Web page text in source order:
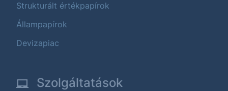
Strukturált értékpapírok
Állampapírok
Devizapiac
Szolgáltatások